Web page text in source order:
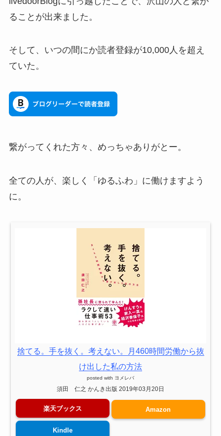
ることが出来ました。
そして、いつの間にか読者登録が10,000人を超え
ていた。
繋がってくれた方々、めっちゃありがとー。
全ての人が、楽しく「ゆるふわ」に働けますよう
に。
捨てる。手を抜く。考えない。月460時間労働から抜
け出した私の方法
posted with ヨメレバ
須田 仁之 かんき出版 2019年03月20日
楽天ブックス Amazon
Kindle